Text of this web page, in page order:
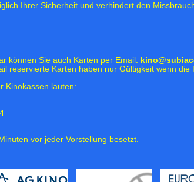
Ihrer Sicherheit und verhindert den
können Sie auch Karten per Email:
reservierte Karten haben nur Gültigkeit wenn die
Kinokassen lauten:
vor jeder Vorstellung besetzt.